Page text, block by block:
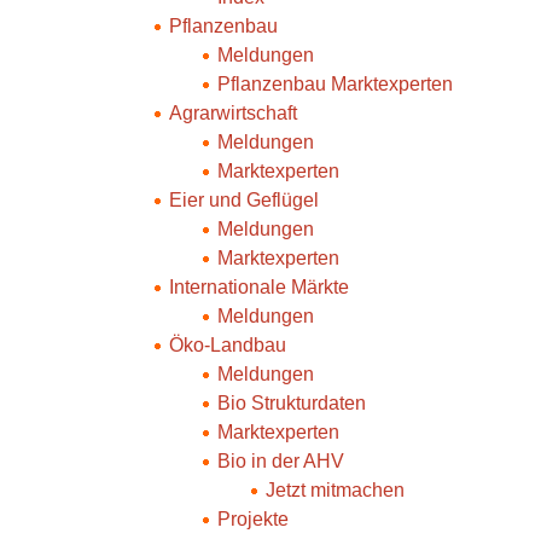
Pflanzenbau
Meldungen
Pflanzenbau Marktexperten
Agrarwirtschaft
Meldungen
Marktexperten
Eier und Geflügel
Meldungen
Marktexperten
Internationale Märkte
Meldungen
Öko-Landbau
Meldungen
Bio Strukturdaten
Marktexperten
Bio in der AHV
Jetzt mitmachen
Projekte